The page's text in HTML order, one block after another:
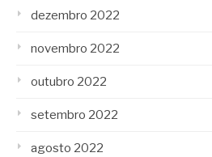
dezembro 2022
novembro 2022
outubro 2022
setembro 2022
agosto 2022